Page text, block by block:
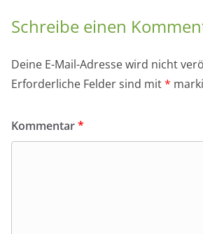
Schreibe einen
Deine E-Mail-Adresse wird nicht
Erforderliche Felder sind mit*
Kommentar*